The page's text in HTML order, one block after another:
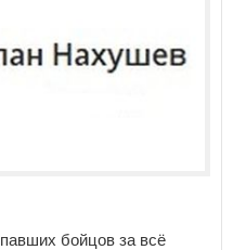
бойцов за всё